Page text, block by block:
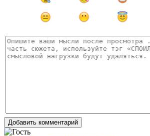
Добавить комментарий